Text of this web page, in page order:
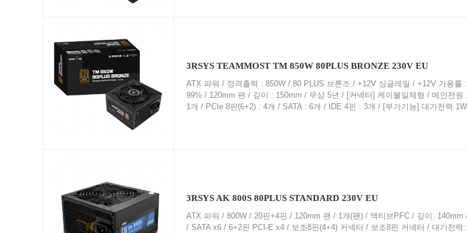
3RSYS TEAMMOST TM 850W 80PLUS BRONZE 230V EU
ATX 파워 / 정격출력 : 850W / 80 PLUS 브론즈 / +12V 싱글레일 / +12V 가용률
99% / 120mm 팬 / 깊이 : 150mm / 무상 5년 / [커넥터] 케이블일체형 / 메인전원
1개 / PCIe 8핀(6+2) : 4개 / SATA : 6개 / IDE 4핀 : 3개 / [부가기능] 대기전력
3RSYS AK 800S 80PLUS STANDARD 230V EU
ATX 파워 / 800W / 20핀+4핀 / 120mm 팬 / 1개(팬) / 액티브PFC / 깊이:
/ SATA x6 / 6+2핀 PCI-E x4 / 보조8핀(4+4) 커넥터 / 보조8핀 커넥터 / 대기전